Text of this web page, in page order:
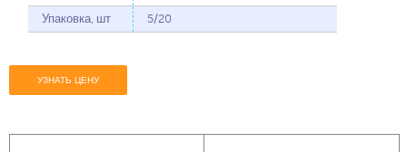
Упаковка, шт 5/20
УЗНАТЬ ЦЕНУ